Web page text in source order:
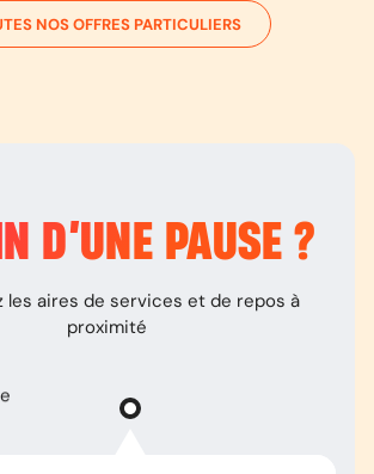
NOS OFFRES PARTICULIERS
D’UNE PAUSE ?
les aires de services et de repos à
proximité